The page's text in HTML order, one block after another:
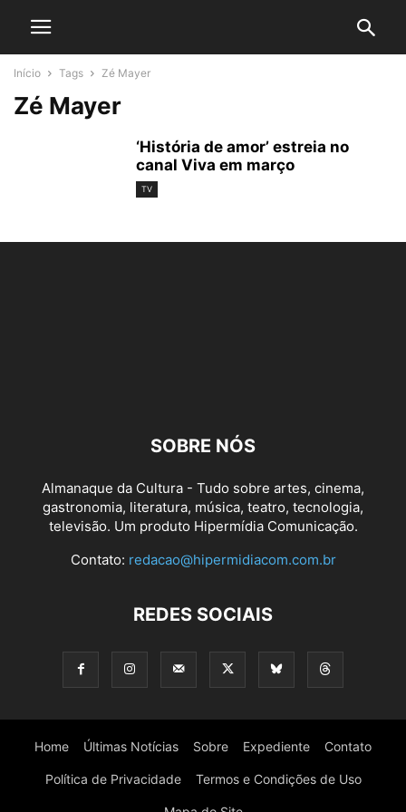
Início Tags Zé Mayer
Zé Mayer
‘História de amor’ estreia no
canal Viva em março
TV
SOBRE NÓS
Almanaque da Cultura - Tudo sobre artes, cinema,
gastronomia, literatura, música, teatro, tecnologia,
televisão. Um produto Hipermídia Comunicação.
Contato: redacao@hipermidiacom.com.br
REDES SOCIAIS
Home Últimas Notícias Sobre Expediente Contato
Política de Privacidade Termos e Condições de Uso